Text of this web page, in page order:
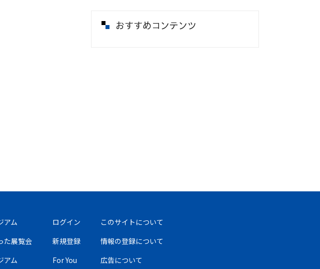
おすすめコンテンツ
アム
た展覧会
アム
ログイン
新規登録
For You
このサイトについて
情報の登録について
広告について